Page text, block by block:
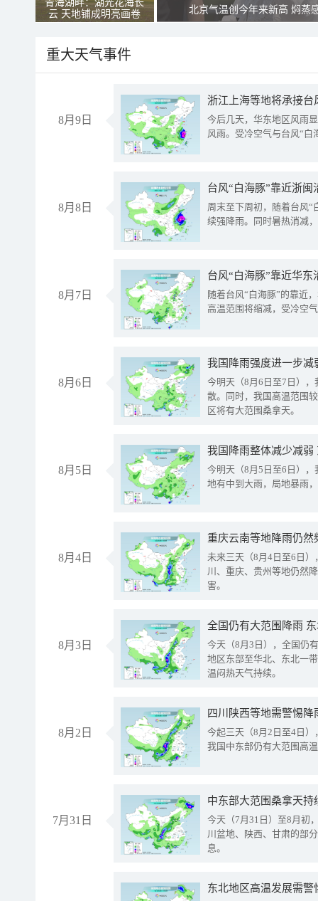
青海湖畔：湖光花海长
云 天地铺成明亮画卷
北京气温创今年来新高 焖蒸
重大天气事件
8月9日
浙江上海等地将承接台
今后几天，华东地区风雨
风雨。受冷空气与台风“白
8月8日
台风“白海豚”靠近浙
周末至下周初，随着台风“
续强降雨。同时暑热消减
8月7日
台风“白海豚”靠近华
随着台风“白海豚”的靠近
高温范围将缩减，受冷空
8月6日
今明天（8月6日至7日）
散。同时，我国高温范围
区将有大范围桑拿天。
8月5日
我国降雨整体减少减弱
今明天（8月5日至6日）
地有中到大雨，局地暴雨
8月4日
重庆云南等地降雨仍然
未来三天（8月4日至6日
川、重庆、贵州等地仍然
害。
8月3日
全国仍有大范围降雨
今天（8月3日），全国仍
地区东部至华北、东北一
温闷热天气持续。
8月2日
今起三天（8月2日至4日
我国中东部仍有大范围高
7月31日
中东部大范围桑拿天
今天（7月31日）至8月初
川盆地、陕西、甘肃的部
息。
东北地区高温发展需